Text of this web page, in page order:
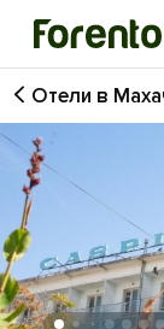
Войти
Избранное
История
Отели в